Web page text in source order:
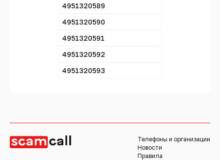
4951320589
4951320590
4951320591
4951320592
4951320593
Телефоны и организации
Новости
Правила